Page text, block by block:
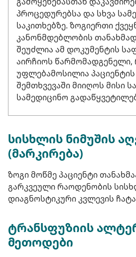
პროცედურებსა და სხვა
საკითხებზე. ზოგიერთი
კანონმდებლობის თანახმად
შეუძლია ამ დოკუმენტის
აირჩიოს
უფლებამოსილია
შემთხვევაში მიიღოს მისი
სამედიცინო
სისხლის ნიმუშის
(მარკირება)
ზოგი მოწმე პაციენტი
გარკვეული რაოდენობის
დიაგნოსტიკური კვლევის
ტრანსფუზიის
მეთოდები